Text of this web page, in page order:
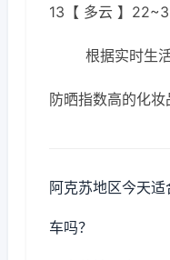
13【 多云 】
根据实时生
防晒指数高的化妆
阿克苏地区今天适
车吗？